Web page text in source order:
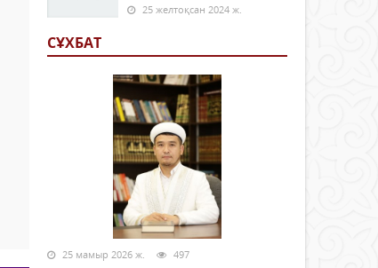
25 желтоқсан 2024 ж.
СҰХБАТ
25 мамыр 2026 ж. 497